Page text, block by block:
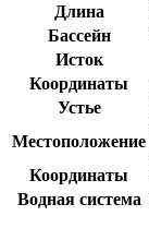
Длина
Бассейн
Исток
Координаты
Устье
Местоположение
Координаты
Водная система